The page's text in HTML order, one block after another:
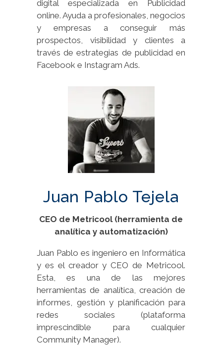
digital especializada en Publicidad
online. Ayuda a profesionales, negocios
y empresas a conseguir más
prospectos, visibilidad y clientes a
través de estrategias de publicidad en
Facebook e Instagram Ads.
Juan Pablo Tejela
CEO de Metricool (herramienta de
analítica y automatización)
Juan Pablo es ingeniero en Informática
y es el creador y CEO de Metricool.
Esta, es una de las mejores
herramientas de analítica, creación de
informes, gestión y planificación para
redes sociales (plataforma
imprescindible para cualquier
Community Manager).